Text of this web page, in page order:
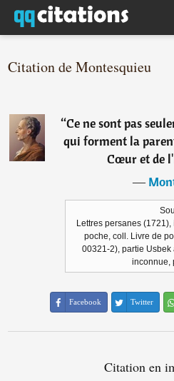
Citation de Montesquieu
“Ce ne sont pas
qui forment la
Cœur et de
―
Lettres persanes
poche, coll. Livre de
00321-2), partie Usbek
inconnue,
Facebook Twitter
Citation en